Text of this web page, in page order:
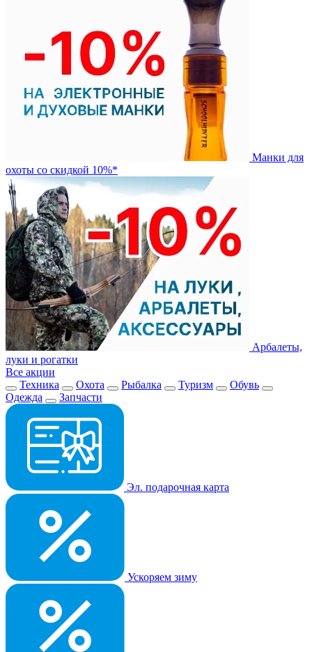
Манки для
охоты со скидкой 10%*
Арбалеты,
луки и рогатки
Все акции
Техника
Охота Рыбалка Туризм
Обувь
Одежда
Запчасти
Эл. подарочная карта
Ускоряем зиму